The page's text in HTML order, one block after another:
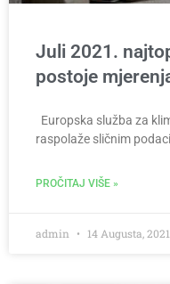
Juli 2021.
postoje
Europska služba za
raspolaže sličnim
PROČITAJ VIŠE »
admin 14 Augusta, 2021